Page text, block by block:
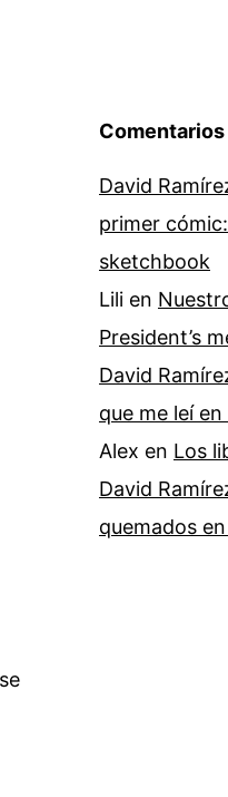
David
primer
sketchbook
Lili en
President’s
David
que me leí en
Alex en Los
David
quemados